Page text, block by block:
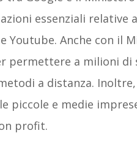
essenziali relative
Youtube. Anche con il
permettere a milioni
a distanza.
piccole e medie
profit.